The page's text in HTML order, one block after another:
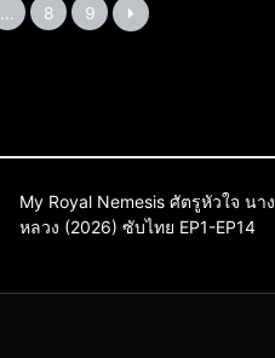
… 8 9
Comedy Drama
Sci-Fi &
ซีรี่ย์เกาหลี
ซีรี่ย์เกาหลีซับไทย
My Royal Nemesis ศัตรูหัวใจ นา
หลวง (2026) ซับไทย EP1-EP14